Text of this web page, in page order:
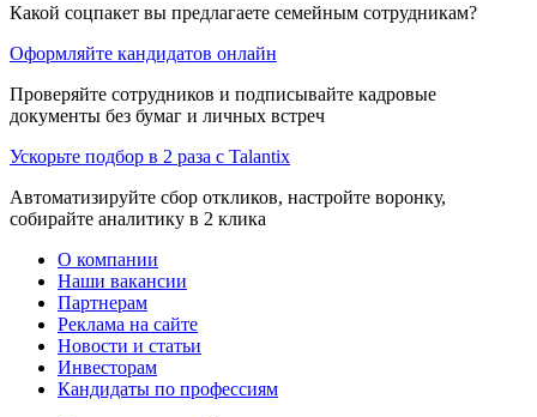
Какой соцпакет вы предлагаете семейным сотрудникам?
Оформляйте кандидатов онлайн
Проверяйте сотрудников и подписывайте кадровые
документы без бумаг и личных встреч
Ускорьте подбор в 2 раза с Talantix
Автоматизируйте сбор откликов, настройте воронку,
собирайте аналитику в 2 клика
О компании
Наши вакансии
Партнерам
Реклама на сайте
Новости и статьи
Инвесторам
Кандидаты по профессиям